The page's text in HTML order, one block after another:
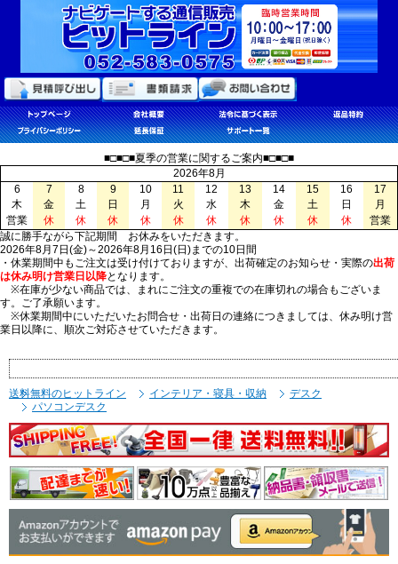
■□■□■夏季の営業に関するご案内■□■□■
2026年8月
6
7 8 9 10 11 12 13 14 15 16
17
木
金 土 日 月 火 水 木 金 土 日
月
営業
休 休 休 休 休 休 休 休 休 休
営業
誠に勝手ながら下記期間 お休みをいただきます。
2026年8月7日(金)～2026年8月16日(日)までの10日間
・休業期間中もご注文は受け付けておりますが、出荷確定のお知らせ・実際の出荷
は休み明け営業日以降となります。
※在庫が少ない商品では、まれにご注文の重複での在庫切れの場合もございま
す。ご了承願います。
※休業期間中にいただいたお問合せ・出荷日の連絡につきましては、休み明け営
業日以降に、順次ご対応させていただきます。
送料無料のヒットライン インテリア・寝具・収納
デスク
パソコンデスク